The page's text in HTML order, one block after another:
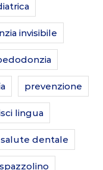
invisibile
prevenzione
lingua
salute dentale
spazzolino